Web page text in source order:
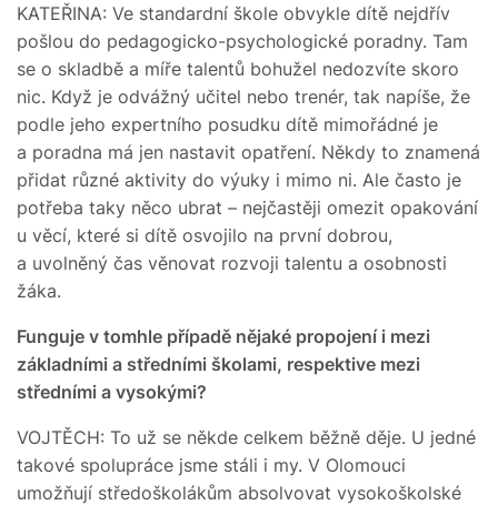
KATEŘINA: Ve standardní škole obvykle dítě nejdřív
pošlou do pedagogicko-psychologické poradny. Tam
se o skladbě a míře talentů bohužel nedozvíte skoro
nic. Když je odvážný učitel nebo trenér, tak napíše, že
podle jeho expertního posudku dítě mimořádné je
a poradna má jen nastavit opatření. Někdy to znamená
přidat různé aktivity do výuky i mimo ni. Ale často je
potřeba taky něco ubrat – nejčastěji omezit opakování
u věcí, které si dítě osvojilo na první dobrou,
a uvolněný čas věnovat rozvoji talentu a osobnosti
žáka.
Funguje v tomhle případě nějaké propojení i mezi
základními a středními školami, respektive mezi
středními a vysokými?
VOJTĚCH: To už se někde celkem běžně děje. U jedné
takové spolupráce jsme stáli i my. V Olomouci
umožňují středoškolákům absolvovat vysokoškolské